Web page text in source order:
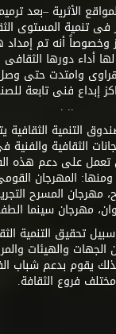
الأثرية –بعد
فى تنمية المستوى
وخصوصاً أنه تم إمداد
أداء دورها
1996 ببيت الهراوى وامتدت
.. .
التنمية الثقافية
الثقافية والفنية
تعمل على دعم هذه
ومنها: المهرجان
مهرجان المسرح
مهرجان سينما
تحقيق التنمية
والهيئات
يقوم بدعم شباب
مختلف فروع الثقافة.